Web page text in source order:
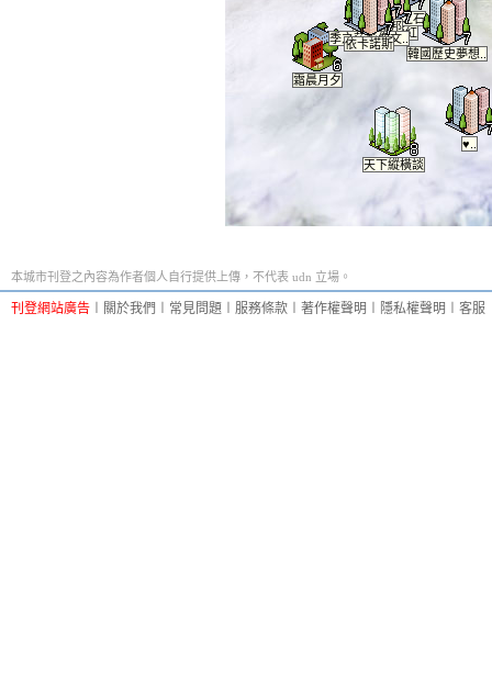
他山之石
天下縱橫談
☆就是要紅
韓國歷史夢想..
兄弟聯邦
♥..
季之莎影像文..
依卡諾斯
霜晨月夕
本城市刊登之內容為作者個人自行提供上傳，不代表 udn 立場。
刊登網站廣告 關於我們 常見問題 服務條款 著作權聲明 隱私權聲明 客服